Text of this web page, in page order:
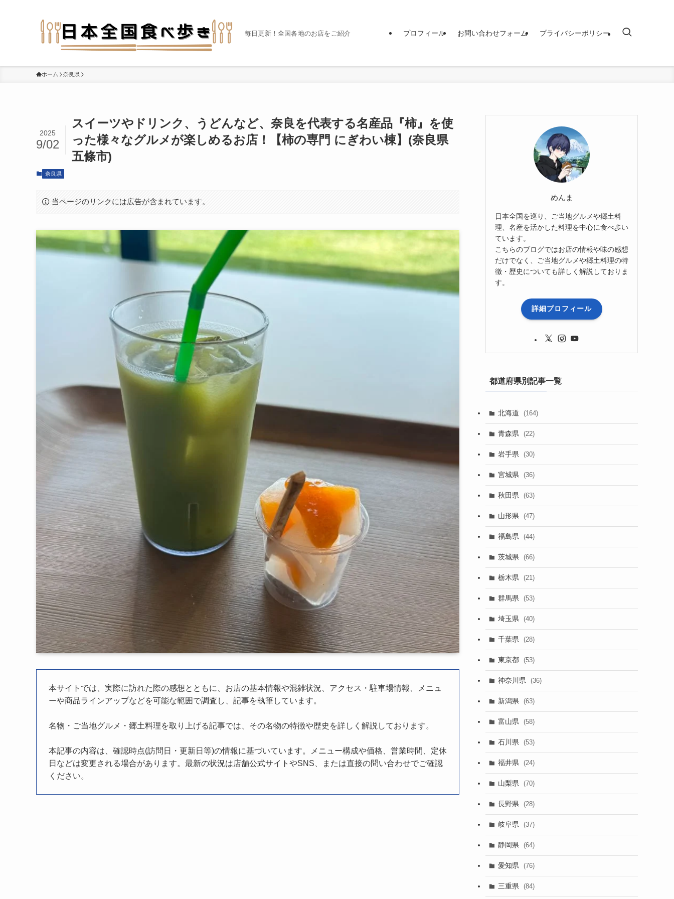
毎日更新！全国各地のお店をご紹介 プロフィール お問い合わせフォーム プライバシーポリシー
ホーム 奈良県
スイーツやドリンク、うどんなど、奈良を代表する名産品『柿』を使
った様々なグルメが楽しめるお店！【柿の専門 にぎわい棟】(奈良県
五條市)
2025
9/02
奈良県
当ページのリンクには広告が含まれています。
本サイトでは、実際に訪れた際の感想とともに、お店の基本情報や混雑状況、アクセス・駐車場情報、メニュ
ーや商品ラインアップなどを可能な範囲で調査し、記事を執筆しています。
名物・ご当地グルメ・郷土料理を取り上げる記事では、その名物の特徴や歴史を詳しく解説しております。
本記事の内容は、確認時点(訪問日・更新日等)の情報に基づいています。メニュー構成や価格、営業時間、定休
日などは変更される場合があります。最新の状況は店舗公式サイトやSNS、または直接の問い合わせでご確認
ください。
めんま
日本全国を巡り、ご当地グルメや郷土料
理、名産を活かした料理を中心に食べ歩い
ています。
こちらのブログではお店の情報や味の感想
だけでなく、ご当地グルメや郷土料理の特
徴・歴史についても詳しく解説しておりま
す。
詳細プロフィール
都道府県別記事一覧
北海道 (164)
青森県 (22)
岩手県 (30)
宮城県 (36)
秋田県 (63)
山形県 (47)
福島県 (44)
茨城県 (66)
栃木県 (21)
群馬県 (53)
埼玉県 (40)
千葉県 (28)
東京都 (53)
神奈川県 (36)
新潟県 (63)
富山県 (58)
石川県 (53)
福井県 (24)
山梨県 (70)
長野県 (28)
岐阜県 (37)
静岡県 (64)
愛知県 (76)
三重県 (84)